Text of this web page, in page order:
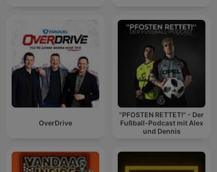
OverDrive
"PFOSTEN RETTET!" - Der
Fußball-Podcast mit Alex
und Dennis